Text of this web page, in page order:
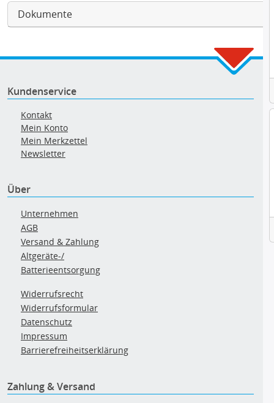
Dokumente
Kundenservice
Kontakt
Mein Konto
Mein Merkzettel
Newsletter
Über
Unternehmen
AGB
Versand & Zahlung
Altgeräte-/
Batterieentsorgung
Widerrufsrecht
Widerrufsformular
Datenschutz
Impressum
Barrierefreiheitserklärung
Zahlung & Versand